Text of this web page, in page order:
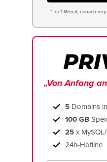
* für 1 Monat, danach
„Von Anfang
5 Domains
100 GB
25 x
24h-Hotline